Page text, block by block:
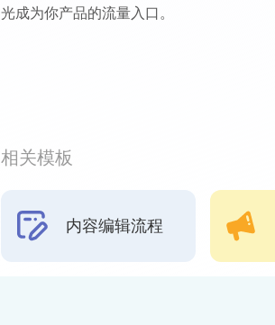
光成为你产品的流量入口。
相关模板
内容编辑流程